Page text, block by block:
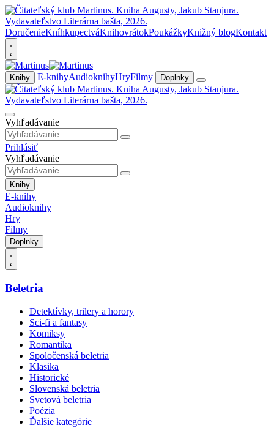
DoručenieKníhkupectváKnihovrátokPoukážkyKnižný blogKontakt
Knihy E-knihyAudioknihyHryFilmy Doplnky
Vyhľadávanie
Prihlásiť
Vyhľadávanie
Knihy
E-knihy
Audioknihy
Hry
Filmy
Doplnky
Beletria
Detektívky, trilery a horory
Sci-fi a fantasy
Komiksy
Romantika
Spoločenská beletria
Klasika
Historické
Slovenská beletria
Svetová beletria
Poézia
Ďalšie kategórie